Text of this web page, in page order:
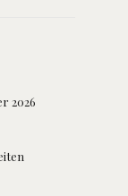
2026